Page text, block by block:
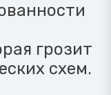
грозит
схем.